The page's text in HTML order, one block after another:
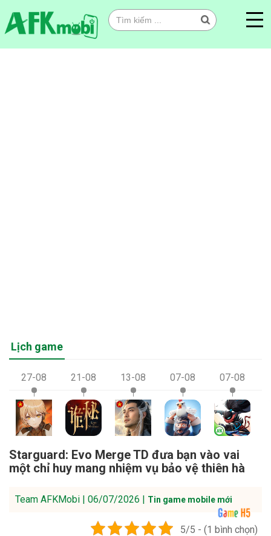
Lịch game
27-08 21-08 13-08 07-08 07-08
Starguard: Evo Merge TD đưa bạn vào vai
một chỉ huy mang nhiệm vụ bảo vệ thiên hà
Team AFKMobi | 06/07/2026 | Tin game mobile mới
5/5 - (1 bình chọn)